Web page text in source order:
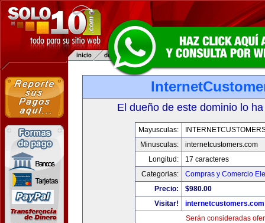
El dueño de este dominio lo
Mayusculas:
Minusculas:
internetcustomers.com
Longitud:
17 caracteres
Categorias:
Compras y Comercio
Precio:
$980.00
Visitar!
internetcustomers.com
Serán consideradas